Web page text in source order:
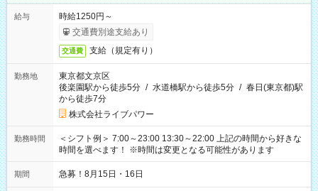
給与
時給1250円～
交通費別途支給あり
交通費 支給（規定有り）
勤務地
東京都文京区
後楽園駅から徒歩5分 / 水道橋駅から徒歩5分 / 春日(東京都)駅
から徒歩7分
株式会社ライブパワー
勤務時間
＜シフト例＞ 7:00～23:00 13:30～22:00 上記の時間から好きな
時間を選べます！ ※時間は変更となる可能性があります
期間 急募！8月15日・16日